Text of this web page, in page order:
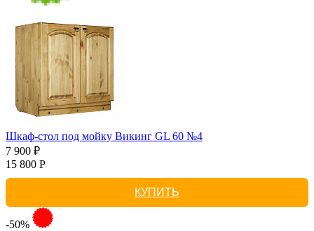
Шкаф-стол под мойку Викинг GL 60 №4
7 900 ₽
15 800 Р
КУПИТЬ
-50%